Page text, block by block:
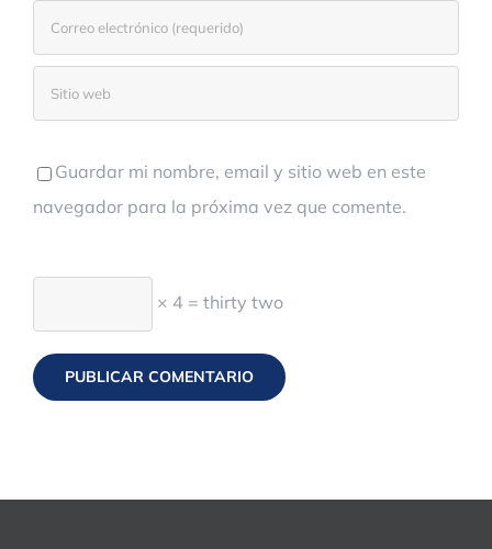
Guardar mi nombre, email y sitio web en este
navegador para la próxima vez que comente.
× 4 = thirty two